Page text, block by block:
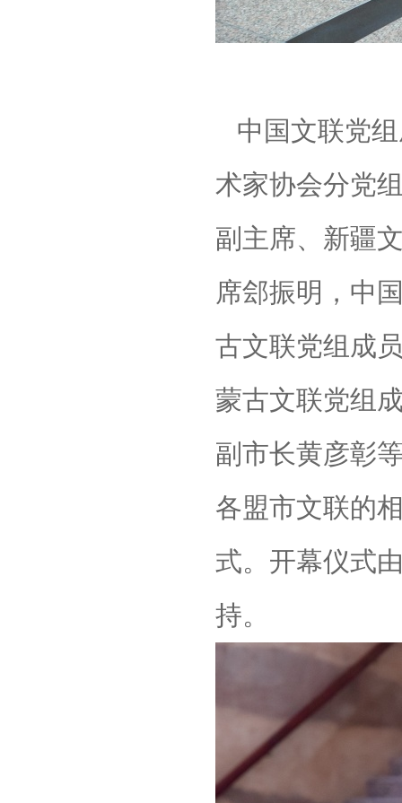
中国文联党
术家协会分党
副主席、新疆
席郐振明，中
古文联党组成
蒙古文联党组
副市长黄彦彰
各盟市文联的
式。开幕仪式
持。